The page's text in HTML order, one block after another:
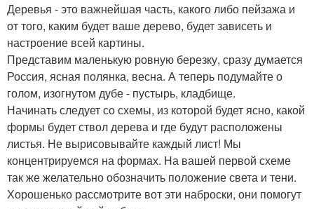
Деревья - это важнейшая часть, какого либо пейзажа и
от того, каким будет ваше дерево, будет зависеть и
настроение всей картины.
Представим маленькую ровную березку, сразу думается
Россия, ясная полянка, весна. А теперь подумайте о
голом, изогнутом дубе - пустырь, кладбище.
Начинать следует со схемы, из которой будет ясно, какой
формы будет ствол дерева и где будут расположены
листья. Не вырисовывайте каждый лист! Мы
концентрируемся на формах. На вашей первой схеме
так же желательно обозначить положение света и тени.
Хорошенько рассмотрите вот эти наброски, они помогут